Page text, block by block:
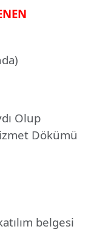
Olup
Dökümü
belgesi